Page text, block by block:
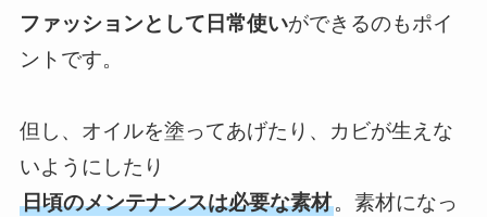
ファッションとして日常使いができるのもポイ
ントです。
但し、オイルを塗ってあげたり、カビが生えな
いようにしたり
日頃のメンテナンスは必要な素材。素材になっ